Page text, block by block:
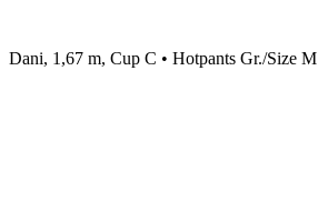
Dani, 1,67 m, Cup C • Hotpants Gr./Size M